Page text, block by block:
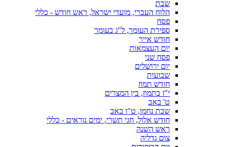
שבת
הלוח העברי, מועדי ישראל, ראש חודש - כללי
פסח
ספירת העומר, ל"ג בעומר
חודש אייר
יום העצמאות
פסח שני
יום ירושלים
שבועות
חודש תמוז
י"ז בתמוז, בין המצרים
ט' באב
שבת נחמו, ט"ו באב
חודש אלול, חגי תשרי, ימים נוראים - כללי
ראש השנה
צום גדליה